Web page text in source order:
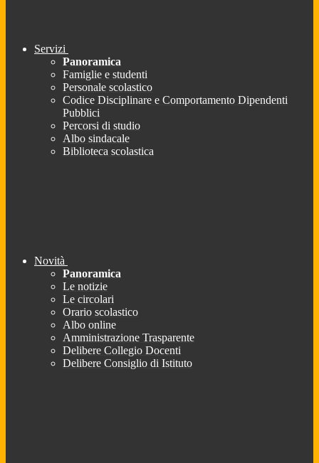
Servizi
Panoramica
Famiglie e studenti
Personale scolastico
Codice Disciplinare e Comportamento Dipendenti
Pubblici
Percorsi di studio
Albo sindacale
Biblioteca scolastica
Novità
Panoramica
Le notizie
Le circolari
Orario scolastico
Albo online
Amministrazione Trasparente
Delibere Collegio Docenti
Delibere Consiglio di Istituto